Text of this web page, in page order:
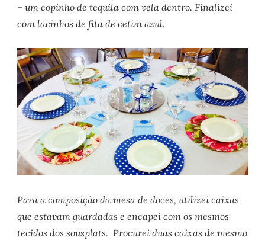
– um copinho de tequila com vela dentro. Finalizei
com lacinhos de fita de cetim azul.
Para a composição da mesa de doces, utilizei caixas
que estavam guardadas e encapei com os mesmos
tecidos dos sousplats. Procurei duas caixas de mesmo